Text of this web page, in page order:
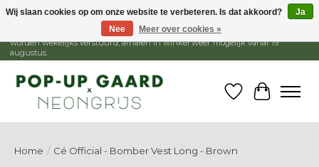
1 - 15 augustus is de winkel gesloten, webshop blijft open. Bestellingen
worden wekelijks verstuurd, afhalen in winkel weer mogelijk vanaf 19
augustus.
Verlanglijst
Home / Cé Official - Bomber Vest Long - Brown
Wij slaan cookies op om onze website te verbeteren. Is dat akkoord?
Ja
Nee
Meer over cookies »